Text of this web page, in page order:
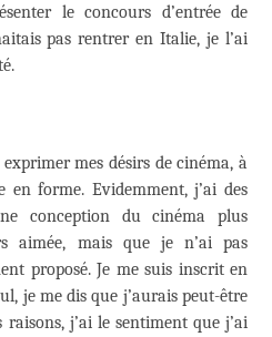
le concours d’entrée de
pas rentrer en Italie, je l’ai
exprimer mes désirs de cinéma, à
en forme. Evidemment, j’ai des
conception du cinéma plus
aimée, mais que je n’ai pas
proposé. Je me suis inscrit en
je me dis que j’aurais peut-être
j’ai le sentiment que j’ai